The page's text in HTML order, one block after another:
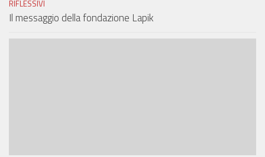
RIFLESSIVI
Il messaggio della fondazione Lapik